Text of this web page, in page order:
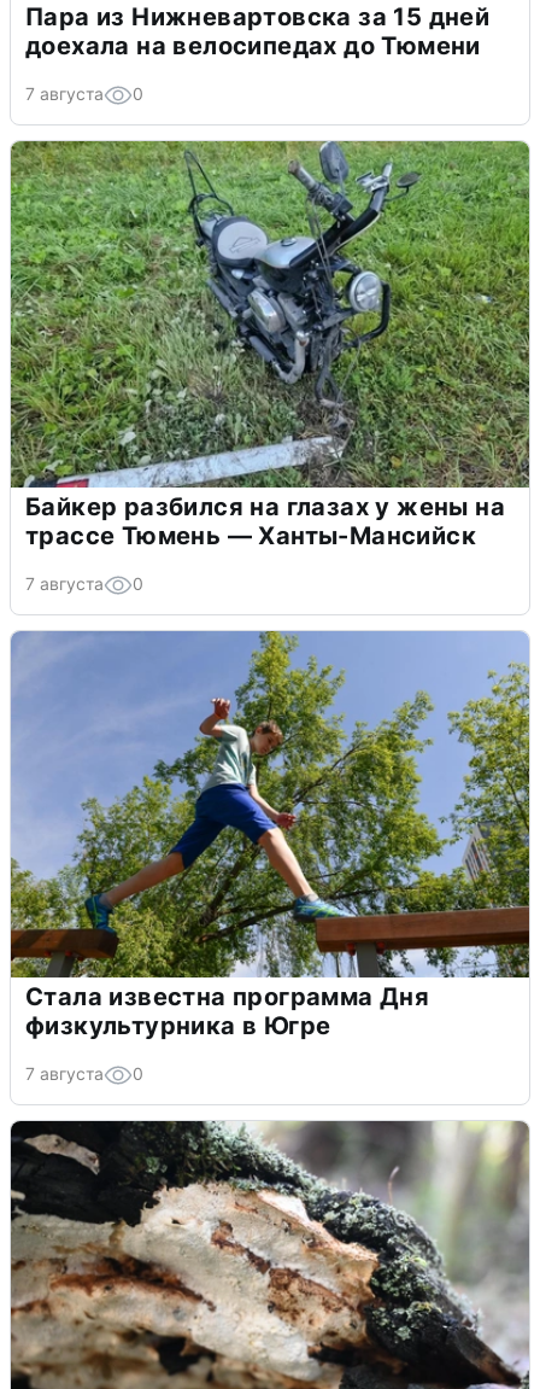
Пара из Нижневартовска за 15 дней
доехала на велосипедах до Тюмени
7 августа 0
Байкер разбился на глазах у жены на
трассе Тюмень — Ханты-Мансийск
7 августа 0
Стала известна программа Дня
физкультурника в Югре
7 августа 0